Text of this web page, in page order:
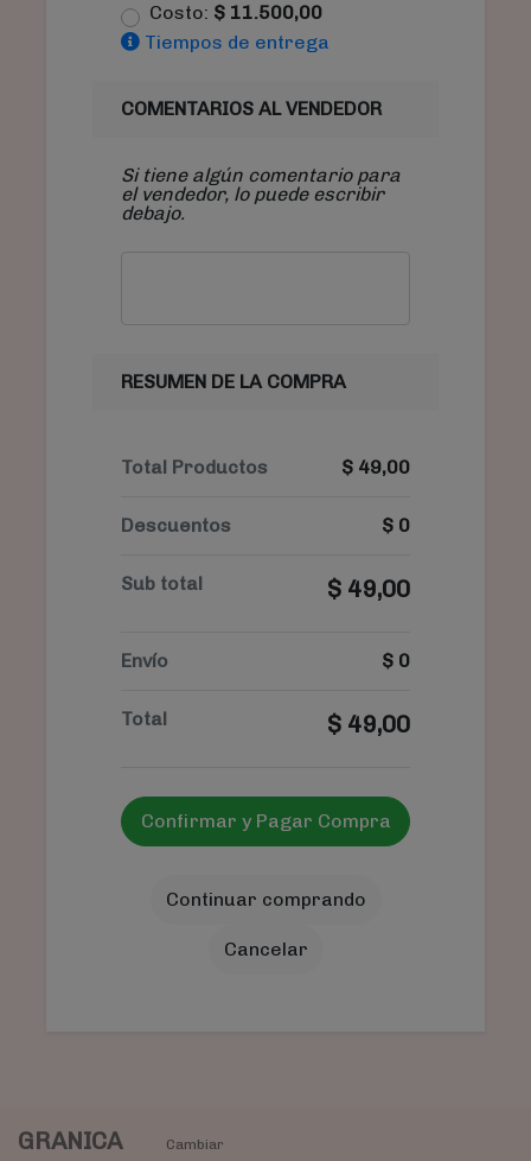
Costo: $ 11.500,00
Tiempos de entrega
COMENTARIOS AL VENDEDOR
Si tiene algún comentario para
el vendedor, lo puede escribir
debajo.
RESUMEN DE LA COMPRA
Total Productos $ 49,00
Descuentos $ 0
Sub total $ 49,00
Envío $ 0
Total $ 49,00
Confirmar y Pagar Compra
Continuar comprando
Cancelar
GRANICA Cambiar